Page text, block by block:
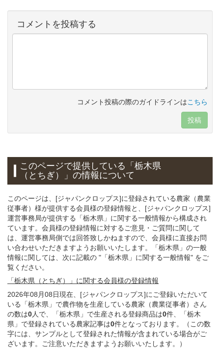
コメントを投稿する
コメント投稿の際のガイドラインはこちら
投稿
このページで提供している 「栃木県
（とちぎ）」の情報について
このページは、[ジャパンクロップス]に登録されている農家（農業
従事者）様が提供する会員様の登録情報と、[ジャパンクロップス]
運営事務局が提供する「栃木県」に関する一般情報から構成され
ています。会員様の登録情報に対するご意見・ご質問に関して
は、運営事務局側では回答致しかねますので、会員様に直接お問
い合わせいただきますようお願いいたします。「栃木県」の一般
情報に関しては、次に記載の "「栃木県」に関する一般情報" をご
覧ください。
「栃木県（とちぎ）」 に関する会員様の登録情報
2026年08月08日現在、[ジャパンクロップス]にご登録いただいて
いる「栃木県」で農作物を生産している農家（農業従事者）さん
の数は0人で、「栃木県」で生産される登録商品は0件、「栃木
県」で登録されている農家記事は0件となっております。（この数
字には、サンプルとして登録された情報が含まれている場合がご
ざいます。ご注意いただきますようお願いいたします。）